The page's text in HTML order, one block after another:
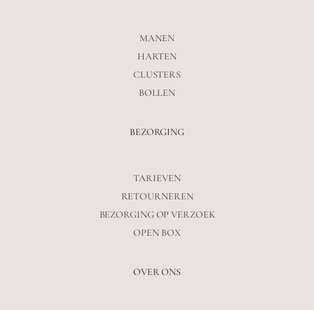
MANEN
HARTEN
CLUSTERS
BOLLEN
BEZORGING
TARIEVEN
RETOURNEREN
BEZORGING OP VERZOEK
OPEN BOX
OVER ONS